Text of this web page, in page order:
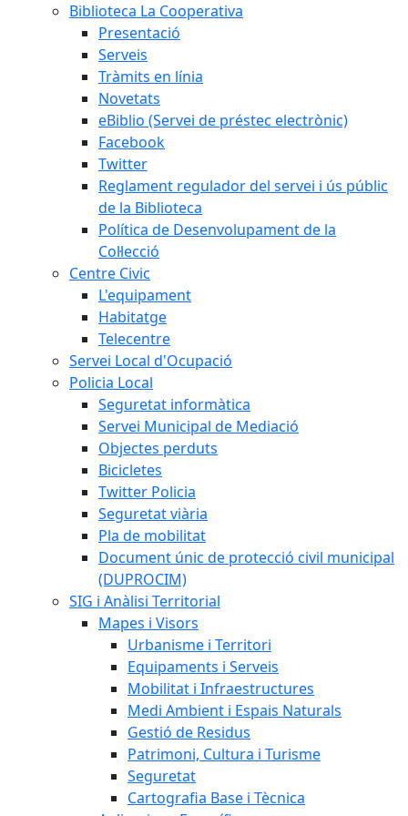
Biblioteca La Cooperativa
Presentació
Serveis
Tràmits en línia
Novetats
eBiblio (Servei de préstec electrònic)
Facebook
Twitter
Reglament regulador del servei i ús públic
de la Biblioteca
Política de Desenvolupament de la
Col·lecció
Centre Civic
L'equipament
Habitatge
Telecentre
Servei Local d'Ocupació
Policia Local
Seguretat informàtica
Servei Municipal de Mediació
Objectes perduts
Bicicletes
Twitter Policia
Seguretat viària
Pla de mobilitat
Document únic de protecció civil municipal
(DUPROCIM)
SIG i Anàlisi Territorial
Mapes i Visors
Urbanisme i Territori
Equipaments i Serveis
Mobilitat i Infraestructures
Medi Ambient i Espais Naturals
Gestió de Residus
Patrimoni, Cultura i Turisme
Seguretat
Cartografia Base i Tècnica